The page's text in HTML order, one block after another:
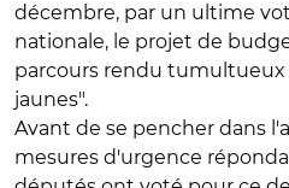
décembre, par un ultime
nationale, le projet de
parcours rendu tumultueux
jaunes".
Avant de se pencher dans
mesures d'urgence